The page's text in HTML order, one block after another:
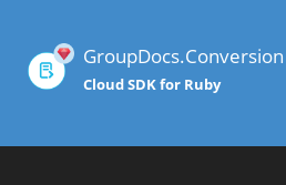
GroupDocs.Conversion
Cloud SDK for Ruby